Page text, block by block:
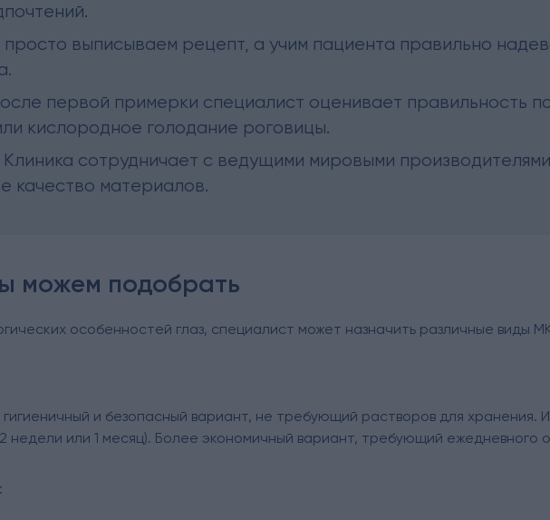
выписываем рецепт, а учим пациента правильно
первой примерки специалист оценивает правильность
кислородное голодание роговицы.
сотрудничает с ведущими мировыми
качество материалов.
можем подобрать
особенностей глаз, специалист может назначить различные виды
и безопасный вариант, не требующий растворов для хранения.
недели или 1 месяц). Более экономичный вариант, требующий ежедневного